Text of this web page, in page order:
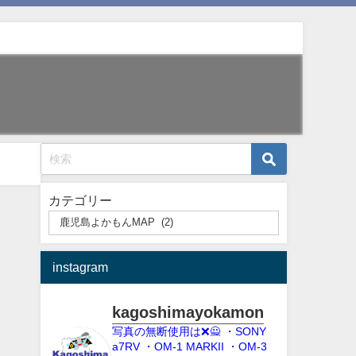
カテゴリー
instagram
kagoshimayokamon
写真の無断使用は❌️🙅・SONY
a7RV・OM-1 MARKII ・OM-3